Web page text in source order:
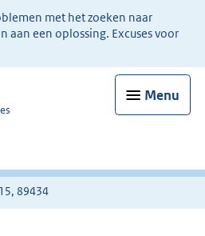
met het zoeken naar
aan een oplossing. Excuses voor
Menu
89434